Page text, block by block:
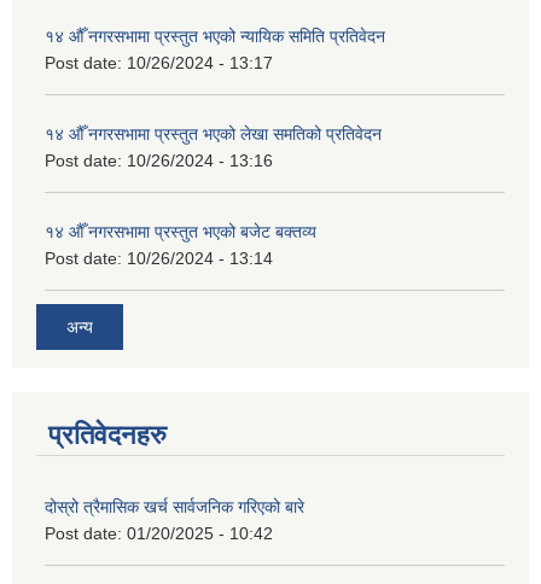
१४ औँ नगरसभामा प्रस्तुत भएको न्यायिक समिति प्रतिवेदन
Post date: 10/26/2024 - 13:17
१४ औँ नगरसभामा प्रस्तुत भएको लेखा समतिको प्रतिवेदन
Post date: 10/26/2024 - 13:16
१४ औँ नगरसभामा प्रस्तुत भएको बजेट बक्तव्य
Post date: 10/26/2024 - 13:14
अन्य
प्रतिवेदनहरु
दोस्रो त्रैमासिक खर्च सार्वजनिक गरिएको बारे
Post date: 01/20/2025 - 10:42